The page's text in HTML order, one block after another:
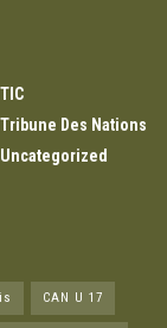
TIC
Tribune Des Nations
Uncategorized
CAN U 17